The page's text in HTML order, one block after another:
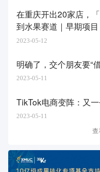
在重庆开出20家店，
到水果赛道｜早期项目
2023-05-12
明确了，交个朋友要“
2023-05-11
TikTok电商变阵：又
2023-05-11
查